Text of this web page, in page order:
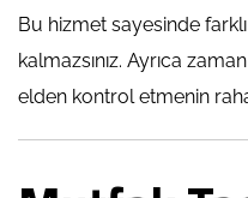
Bu hizmet sayesinde
kalmazsınız. Ayrıca
elden kontrol etmenin